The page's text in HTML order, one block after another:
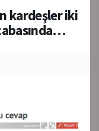
kardeşler iki